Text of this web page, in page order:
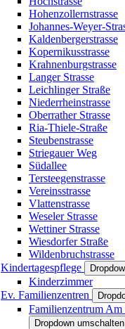
Hohenzollernstrasse
Johannes-Weyer-
Kaldenbergerstrasse
Kopernikusstrasse
Krahnenburgstrasse
Langer Strasse
Leichlinger Straße
Niederrheinstrasse
Oberrather Strasse
Ria-Thiele-Straße
Steubenstrasse
Striegauer Weg
Südallee
Tersteegenstrasse
Vereinsstrasse
Vlattenstrasse
Weseler Strasse
Wettiner Strasse
Wiesdorfer Straße
Wildenbruchstrasse
Kindertagespflege
Kinderzimmer
Ev. Familienzentren
Familienzentrum Am
Dropdown umschalten